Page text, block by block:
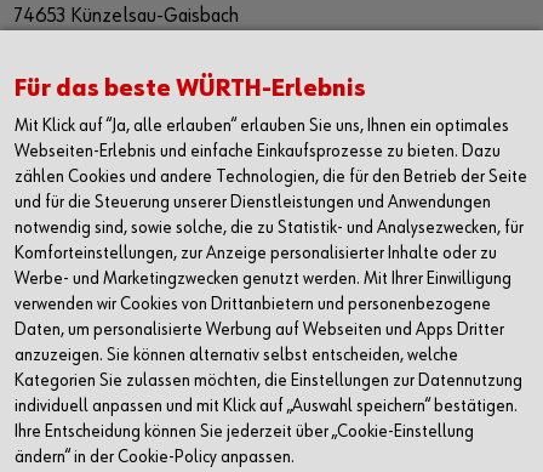
74653 Künzelsau-Gaisbach
Alle Kontaktmöglichkeiten
+49 7940 15-2400
info@wuerth.com
Für das beste WÜRTH-Erlebnis
Mit Klick auf “Ja, alle erlauben“ erlauben Sie uns, Ihnen ein optimales
Webseiten-Erlebnis und einfache Einkaufsprozesse zu bieten. Dazu
zählen Cookies und andere Technologien, die für den Betrieb der Seite
und für die Steuerung unserer Dienstleistungen und Anwendungen
notwendig sind, sowie solche, die zu Statistik- und Analysezwecken, für
Komforteinstellungen, zur Anzeige personalisierter Inhalte oder zu
Werbe- und Marketingzwecken genutzt werden. Mit Ihrer Einwilligung
verwenden wir Cookies von Drittanbietern und personenbezogene
Daten, um personalisierte Werbung auf Webseiten und Apps Dritter
anzuzeigen. Sie können alternativ selbst entscheiden, welche
Kategorien Sie zulassen möchten, die Einstellungen zur Datennutzung
individuell anpassen und mit Klick auf „Auswahl speichern“ bestätigen.
Ihre Entscheidung können Sie jederzeit über „Cookie-Einstellung
ändern“ in der Cookie-Policy anpassen.